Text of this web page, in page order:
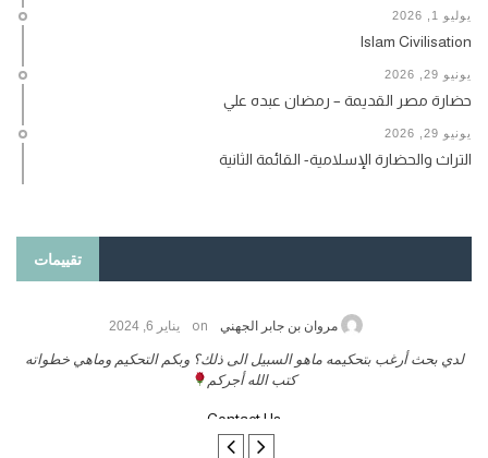
يوليو 1, 2026
Islam Civilisation
يونيو 29, 2026
حضارة مصر القديمة – رمضان عبده علي
يونيو 29, 2026
التراث والحضارة الإسلامية- القائمة الثانية
تقييمات
حامد الزريقي on يناير 25, 2026
السلام عليكم ورحمة الله وبركاتة أرغب بنشر كتابي معكم